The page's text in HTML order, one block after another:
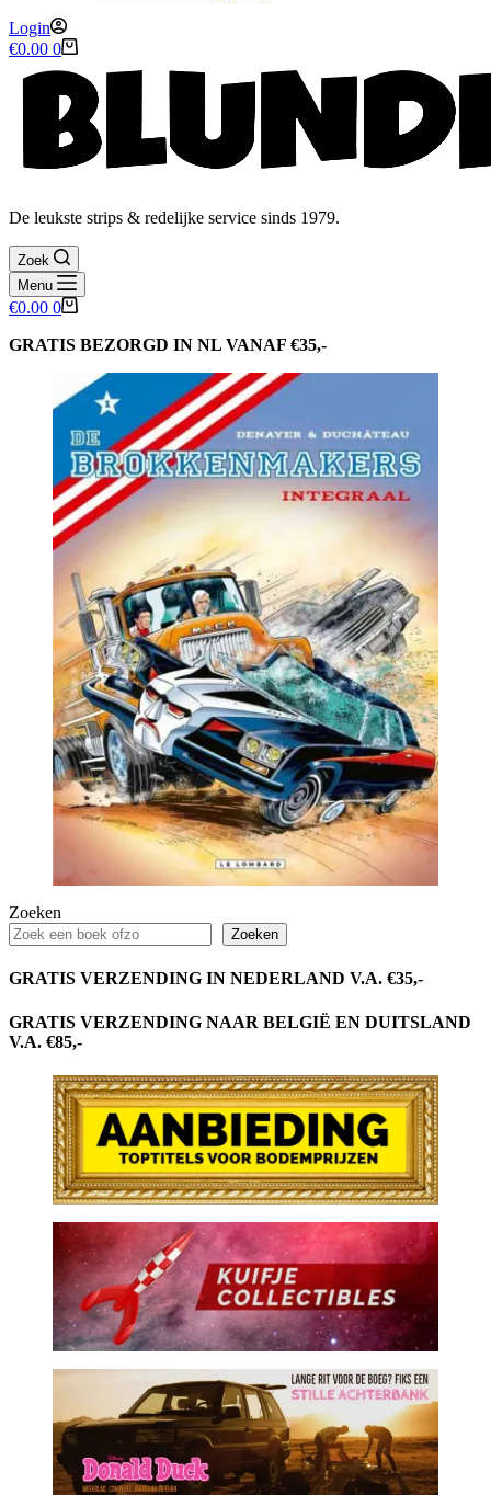
Login
Winkelwagen
€0.00 0
De leukste strips & redelijke service sinds 1979.
Zoek
Menu
Winkelwagen
€0.00 0
GRATIS BEZORGD IN NL VANAF €35,-
Zoeken
Zoeken
GRATIS VERZENDING IN NEDERLAND V.A. €35,-
GRATIS VERZENDING NAAR BELGIË EN DUITSLAND
V.A. €85,-